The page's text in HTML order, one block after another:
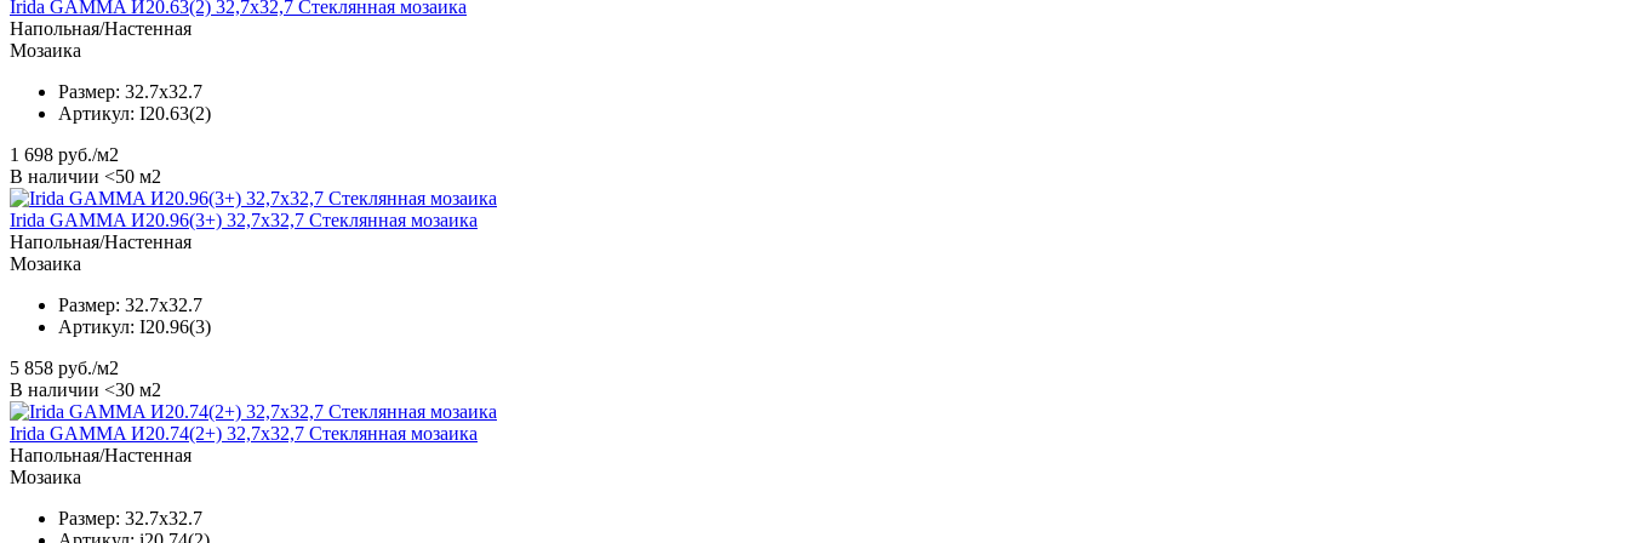
Irida GAMMA И20.63(2) 32,7x32,7 Стеклянная мозаика
Напольная/Настенная
Мозаика
Размер: 32.7x32.7
Артикул: I20.63(2)
1 698 руб./м2
В наличии <50 м2
Irida GAMMA И20.96(3+) 32,7x32,7 Стеклянная мозаика
Напольная/Настенная
Мозаика
Размер: 32.7x32.7
Артикул: I20.96(3)
5 858 руб./м2
В наличии <30 м2
Irida GAMMA И20.74(2+) 32,7x32,7 Стеклянная мозаика
Напольная/Настенная
Мозаика
Размер: 32.7x32.7